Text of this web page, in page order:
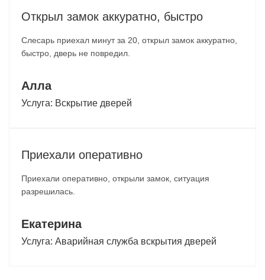
Открыл замок аккуратно, быстро
Слесарь приехал минут за 20, открыл замок аккуратно,
быстро, дверь не повредил.
Алла
Услуга: Вскрытие дверей
Приехали оперативно
Приехали оперативно, открыли замок, ситуация
разрешилась.
Екатерина
Услуга: Аварийная служба вскрытия дверей